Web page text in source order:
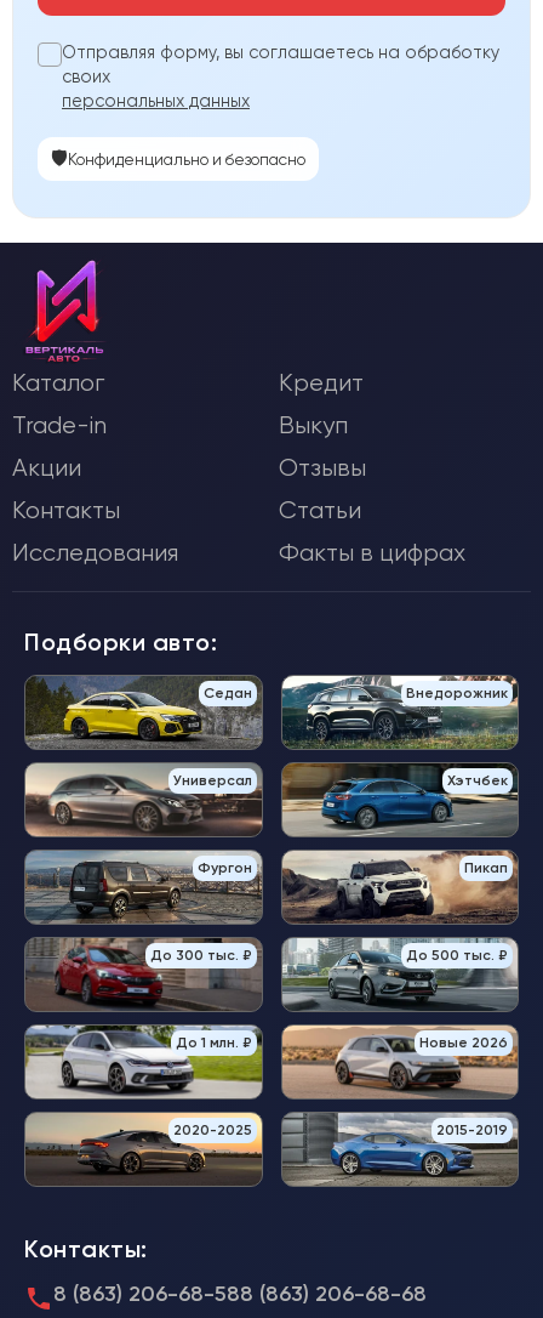
Отправляя форму, вы соглашаетесь на обработку
своих
персональных данных
🛡️Конфиденциально и безопасно
Каталог
Кредит
Trade-in
Выкуп
Акции
Отзывы
Контакты
Статьи
Исследования
Факты в цифрах
Подборки авто:
Седан Внедорожник
Универсал Хэтчбек
Фургон Пикап
До 300 тыс. ₽ До 500 тыс. ₽
До 1 млн. ₽ Новые 2026
2020-2025 2015-2019
Контакты:
8 (863) 206-68-588 (863) 206-68-68